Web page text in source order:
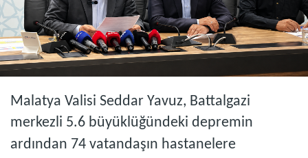
Malatya Valisi Seddar Yavuz, Battalgazi
merkezli 5.6 büyüklüğündeki depremin
ardından 74 vatandaşın hastanelere